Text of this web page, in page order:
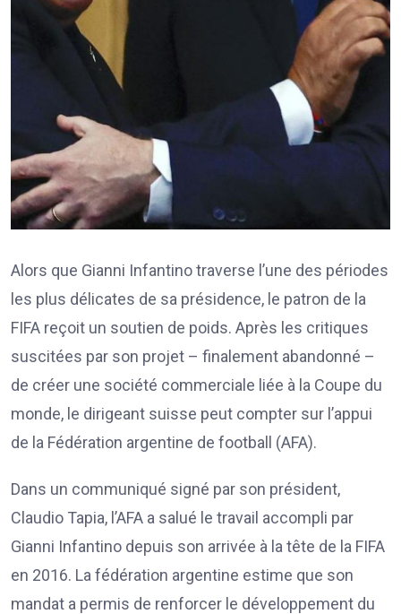
Alors que Gianni Infantino traverse l’une des périodes
les plus délicates de sa présidence, le patron de la
FIFA reçoit un soutien de poids. Après les critiques
suscitées par son projet – finalement abandonné –
de créer une société commerciale liée à la Coupe du
monde, le dirigeant suisse peut compter sur l’appui
de la Fédération argentine de football (AFA).
Dans un communiqué signé par son président,
Claudio Tapia, l’AFA a salué le travail accompli par
Gianni Infantino depuis son arrivée à la tête de la FIFA
en 2016. La fédération argentine estime que son
mandat a permis de renforcer le développement du